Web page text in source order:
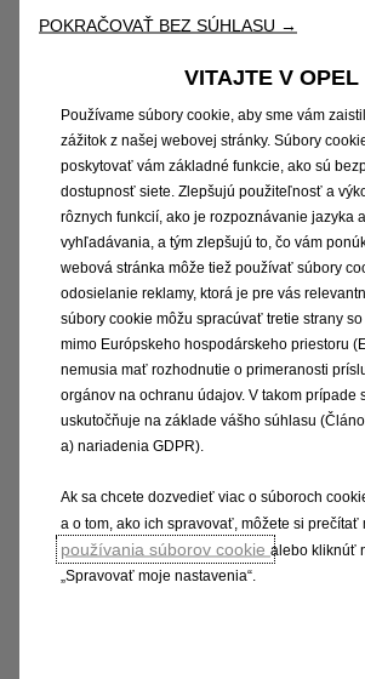
„Keď som po prvýkrát
rýchlonabíjačku na
vytiahla som svoj kábel
ostatní vodiči elektrických
som v tom nováčka!
že tieto nabíjačky majú
káble, ktoré sa zapájajú
Joanna, 45
Ako maximalizovať
elektrického
POKRAČOVAŤ BEZ SÚHLASU →
VITAJTE V OPEL
Používame súbory cookie, aby sme vám
zážitok z našej webovej stránky. Súbory
poskytovať vám základné funkcie, ako sú
dostupnosť siete. Zlepšujú použiteľnosť a
rôznych funkcií, ako je rozpoznávanie jazyka
vyhľadávania, a tým zlepšujú to, čo vám
webová stránka môže tiež používať súbory
odosielanie reklamy, ktorá je pre vás
súbory cookie môžu spracúvať tretie strany
mimo Európskeho hospodárskeho priestoru
nemusia mať rozhodnutie o primeranosti
orgánov na ochranu údajov. V takom prípade
uskutočňuje na základe vášho súhlasu
a) nariadenia GDPR).
Ak sa chcete dozvedieť viac o súboroch
a o tom, ako ich spravovať, môžete si prečítať
používania súborov cookie alebo kliknúť
„Spravovať moje nastavenia“.